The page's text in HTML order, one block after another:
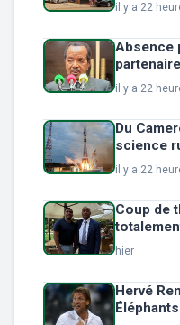
il y a 22
Absence
il y a 22
Du
science
il y a 22
Coup de
hier
Hervé